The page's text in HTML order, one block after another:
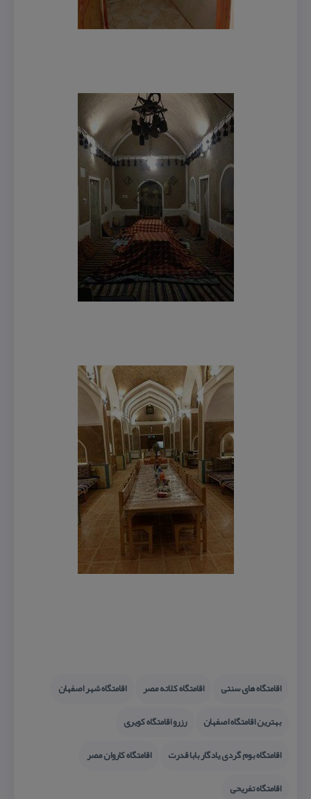
اقامتگاه های سنتی اقامتگاه كلاته مصر
اقامتگاه شهر اصفهان
بهترین اقامتگاه اصفهان
رزرو اقامتگاه كویری
اقامتگاه بوم گردی یادگار بابا قدرت
اقامتگاه كاروان مصر
اقامتگاه تفریحی